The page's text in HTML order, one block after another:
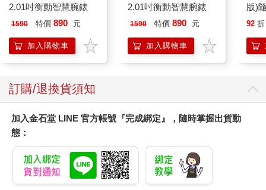
2.01吋衡動智慧腕錶
1590 特價 890 元
加入購物車
2.01吋衡動智慧腕錶
1590 特價 890 元
加入購物車
版)
92 折
訂購/退換貨須知
加入金石堂 LINE 官方帳號『完成綁定』，隨時掌握出貨動
態：